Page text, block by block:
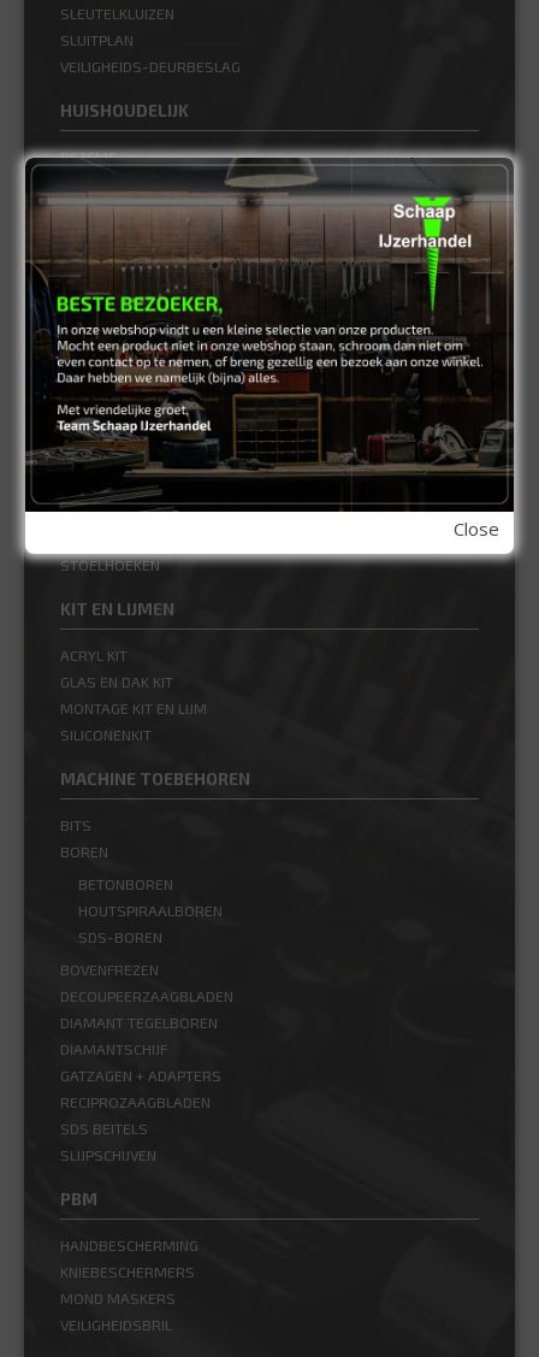
SLEUTELKLUIZEN
SLUITPLAN
VEILIGHEIDS-DEURBESLAG
HUISHOUDELIJK
BEZEMS
HUISHOUDTRAPPEN - LADDERS
KOOKBRANDER
ONGEDIERTE BESTRIJDING
VLOERREINIGERS
VLOERTREKKERS
IJZERWAREN
ELEMENT SYSTEEM
GORDIJNRAIL
HOEKANKER
INBOOR KASTSCHARNIER
KETTING
OVERVAL SLOT
STOELHOEKEN
KIT EN LIJMEN
ACRYL KIT
GLAS EN DAK KIT
MONTAGE KIT EN LIJM
SILICONENKIT
MACHINE TOEBEHOREN
BITS
BOREN
BETONBOREN
HOUTSPIRAALBOREN
SDS-BOREN
BOVENFREZEN
DECOUPEERZAAGBLADEN
DIAMANT TEGELBOREN
DIAMANTSCHIJF
GATZAGEN + ADAPTERS
RECIPROZAAGBLADEN
SDS BEITELS
SLIJPSCHIJVEN
PBM
HANDBESCHERMING
KNIEBESCHERMERS
MOND MASKERS
VEILIGHEIDSBRIL
Close